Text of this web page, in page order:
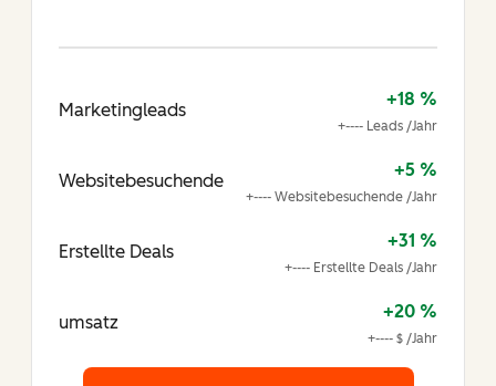
Marketingleads
+18 %
+---- Leads /Jahr
Websitebesuchende
+5 %
+---- Websitebesuchende /Jahr
Erstellte Deals
+31 %
+---- Erstellte Deals /Jahr
umsatz
+20 %
+---- $ /Jahr